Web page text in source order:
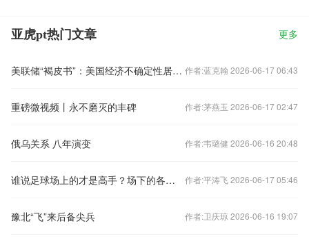
亚虎pt热门文章 更多
美联储“褐皮书”：美国经济不确定性居高位 关税推高物价 作者:蓝克翰 2026-06-17 06:43
重磅微视频丨永不磨灭的丰碑 作者:茅燕玉 2026-06-17 02:47
俄乌关系 八年演变 作者:韦璐健 2026-06-16 20:48
谁说足球场上的才是高手？场下的各个也都身怀绝技️ 作者:平涛飞 2026-06-17 05:46
豫北“飞”来后备尖兵 作者:卫庆琼 2026-06-16 19:07